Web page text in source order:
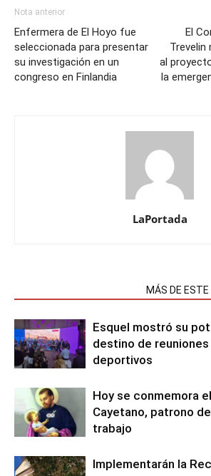
Nota anterior
Enfermera de El Hoyo fue
seleccionada para presentar
su investigación en un
congreso en Finlandia
El
al
la
LaPortada
MÁS DE
Esquel mostró su
destino de
deportivos
Hoy se conmemora
Cayetano, patrono
trabajo
Implementarán la